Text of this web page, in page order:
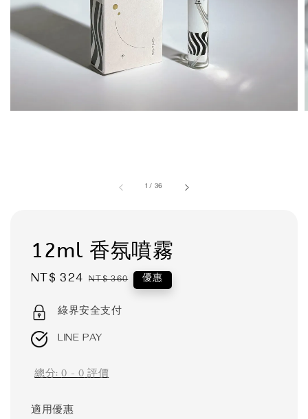
1 / 36
12ml 香氛噴霧
Sale
NT$ 324 Regular
NT$ 360 優惠
綠界安全支付
LINE PAY
總分:0-0評價
適用優惠